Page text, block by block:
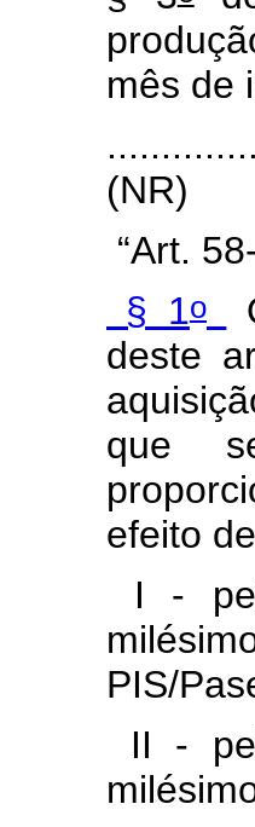
mês de
(NR)
“Art.
§ 1o
deste
que
efeito
I -
PIS/
II -